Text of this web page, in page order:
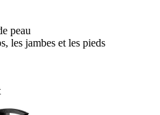
peau
les jambes et les pieds